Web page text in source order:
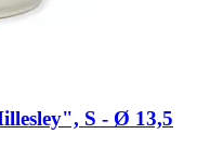
S -​ Ø 13,5